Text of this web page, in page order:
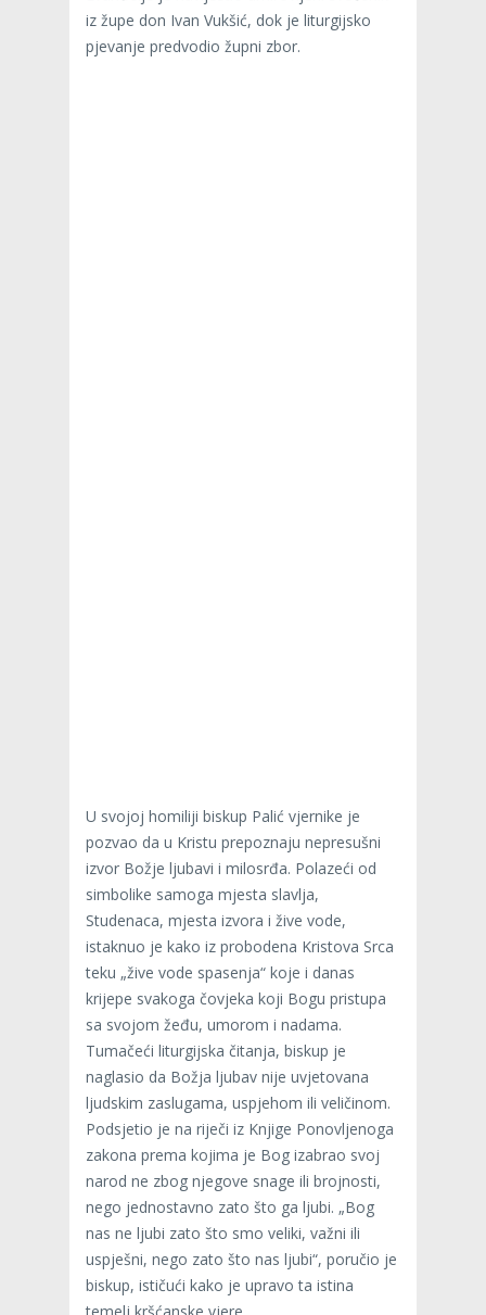
iz župe don Ivan Vukšić, dok je liturgijsko
pjevanje predvodio župni zbor.
U svojoj homiliji biskup Palić vjernike je
pozvao da u Kristu prepoznaju nepresušni
izvor Božje ljubavi i milosrđa. Polazeći od
simbolike samoga mjesta slavlja,
Studenaca, mjesta izvora i žive vode,
istaknuo je kako iz probodena Kristova Srca
teku „žive vode spasenja“ koje i danas
krijepe svakoga čovjeka koji Bogu pristupa
sa svojom žeđu, umorom i nadama.
Tumačeći liturgijska čitanja, biskup je
naglasio da Božja ljubav nije uvjetovana
ljudskim zaslugama, uspjehom ili veličinom.
Podsjetio je na riječi iz Knjige Ponovljenoga
zakona prema kojima je Bog izabrao svoj
narod ne zbog njegove snage ili brojnosti,
nego jednostavno zato što ga ljubi. „Bog
nas ne ljubi zato što smo veliki, važni ili
uspješni, nego zato što nas ljubi“, poručio je
biskup, ističući kako je upravo ta istina
temelj kršćanske vjere.